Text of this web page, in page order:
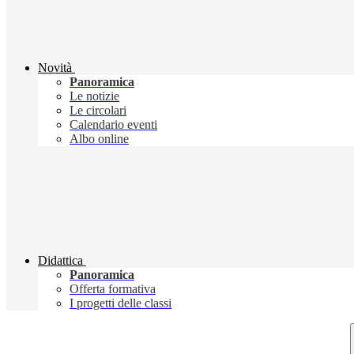
Novità
Panoramica
Le notizie
Le circolari
Calendario eventi
Albo online
Didattica
Panoramica
Offerta formativa
I progetti delle classi